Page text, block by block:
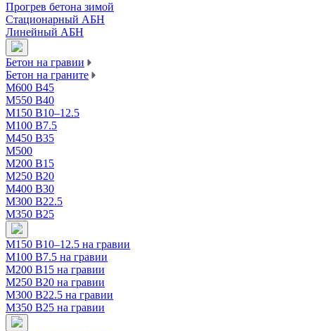
Прогрев бетона зимой
Стационарный АБН
Линейный АБН
Бетон на гравии
Бетон на граните
М600 В45
М550 В40
М150 В10–12.5
М100 В7.5
М450 В35
М500
М200 В15
М250 В20
М400 В30
М300 В22.5
М350 В25
М150 В10–12.5 на гравии
М100 В7.5 на гравии
М200 В15 на гравии
М250 В20 на гравии
М300 В22.5 на гравии
М350 В25 на гравии